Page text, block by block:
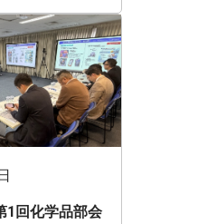
1回化学品部会